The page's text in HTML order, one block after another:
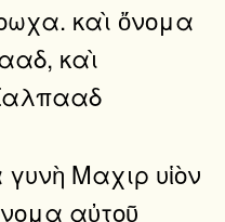
καὶ ὄνομα
καὶ
Μαχιρ υἱὸν
αὐτοῦ